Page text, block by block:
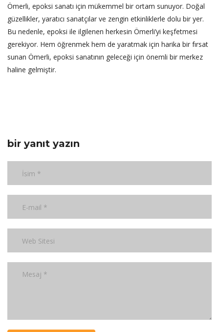
Ömerli, epoksi sanatı için mükemmel bir ortam sunuyor. Doğal
güzellikler, yaratıcı sanatçılar ve zengin etkinliklerle dolu bir yer.
Bu nedenle, epoksi ile ilgilenen herkesin Ömerli’yi keşfetmesi
gerekiyor. Hem öğrenmek hem de yaratmak için harika bir fırsat
sunan Ömerli, epoksi sanatının geleceği için önemli bir merkez
haline gelmiştir.
bir yanıt yazın